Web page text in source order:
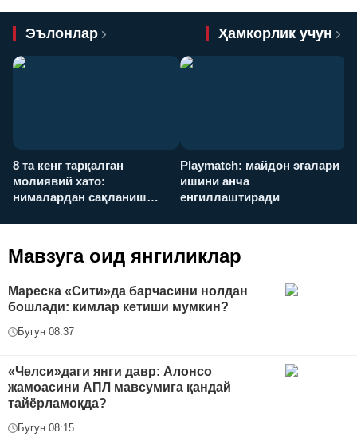
Эълонлар Ҳамкорлик учун
8 та кенг тарқалган
молиявий хато:
нималардан сақланиш
Playmatch: майдон эгалари
ишини анча
енгиллаштиради
Мавзуга оид янгиликлар
Мареска «Сити»да барчасини нолдан
бошлади: кимлар кетиши мумкин?
Бугун 08:37
«Челси»даги янги давр: Алонсо
жамоасини АПЛ мавсумига қандай
тайёрламоқда?
Бугун 08:15